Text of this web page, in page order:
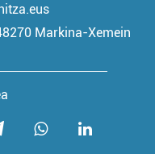
Markina-Xemein